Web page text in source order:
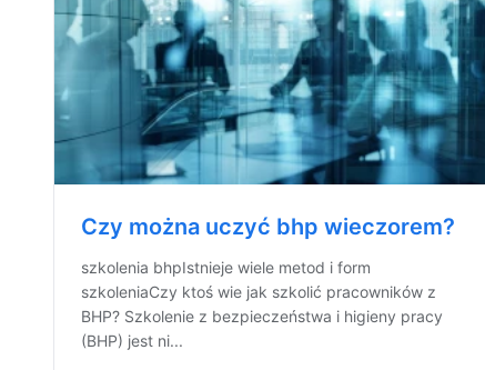
Czy można uczyć bhp wieczorem?
szkolenia bhpIstnieje wiele metod i form
szkoleniaCzy ktoś wie jak szkolić pracowników z
BHP? Szkolenie z bezpieczeństwa i higieny pracy
(BHP) jest ni...